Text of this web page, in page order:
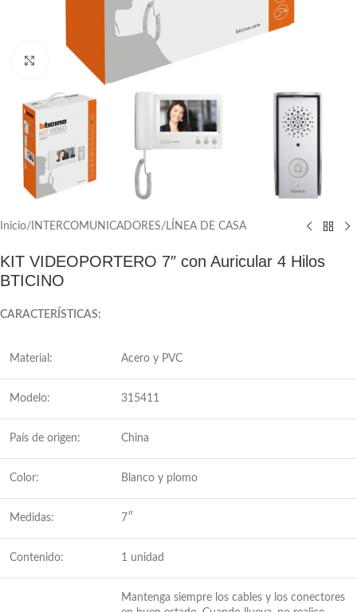
Click to enlarge
Inicio/ INTERCOMUNICADORES/ LÍNEA DE CASA
KIT VIDEOPORTERO 7″ con Auricular 4 Hilos
BTICINO
CARACTERÍSTICAS:
Material: Acero y PVC
Modelo: 315411
País de origen: China
Color: Blanco y plomo
Medidas: 7″
Contenido: 1 unidad
Mantenga siempre los cables y los conectores